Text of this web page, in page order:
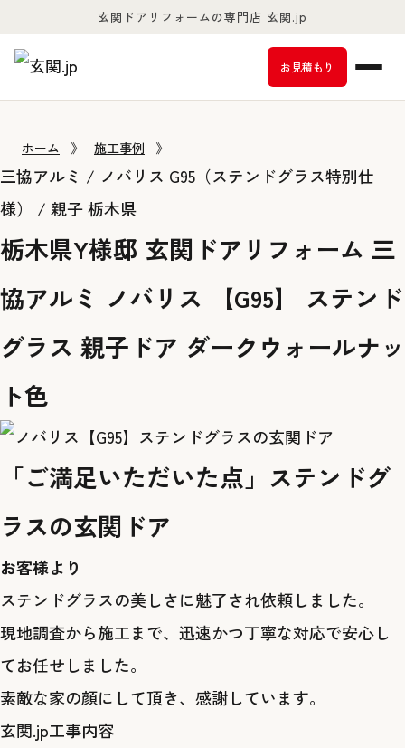
玄関ドアリフォームの専門店 玄関.jp
お見積もり
ホーム 》 施工事例 》
三協アルミ / ノバリス G95（ステンドグラス特別仕
様） / 親子栃木県
栃木県Y様邸 玄関ドアリフォーム 三
協アルミ ノバリス 【G95】 ステンド
グラス 親子ドア ダークウォールナッ
ト色
「ご満足いただいた点」ステンドグ
ラスの玄関ドア
お客様より
ステンドグラスの美しさに魅了され依頼しました。
現地調査から施工まで、迅速かつ丁寧な対応で安心し
てお任せしました。
素敵な家の顔にして頂き、感謝しています。
玄関.jp工事内容